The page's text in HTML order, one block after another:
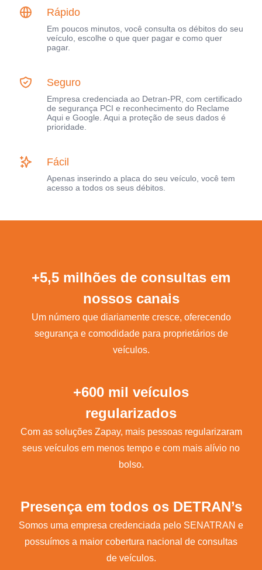
Rápido
Em poucos minutos, você consulta os débitos do seu
veículo, escolhe o que quer pagar e como quer
pagar.
Seguro
Empresa credenciada ao Detran-PR, com certificado
de segurança PCI e reconhecimento do Reclame
Aqui e Google. Aqui a proteção de seus dados é
prioridade.
Fácil
Apenas inserindo a placa do seu veículo, você tem
acesso a todos os seus débitos.
+5,5 milhões de consultas em
nossos canais
Um número que diariamente cresce, oferecendo
segurança e comodidade para proprietários de
veículos.
+600 mil veículos
regularizados
Com as soluções Zapay, mais pessoas regularizaram
seus veículos em menos tempo e com mais alívio no
bolso.
Presença em todos os DETRAN’s
Somos uma empresa credenciada pelo SENATRAN e
possuímos a maior cobertura nacional de consultas
de veículos.